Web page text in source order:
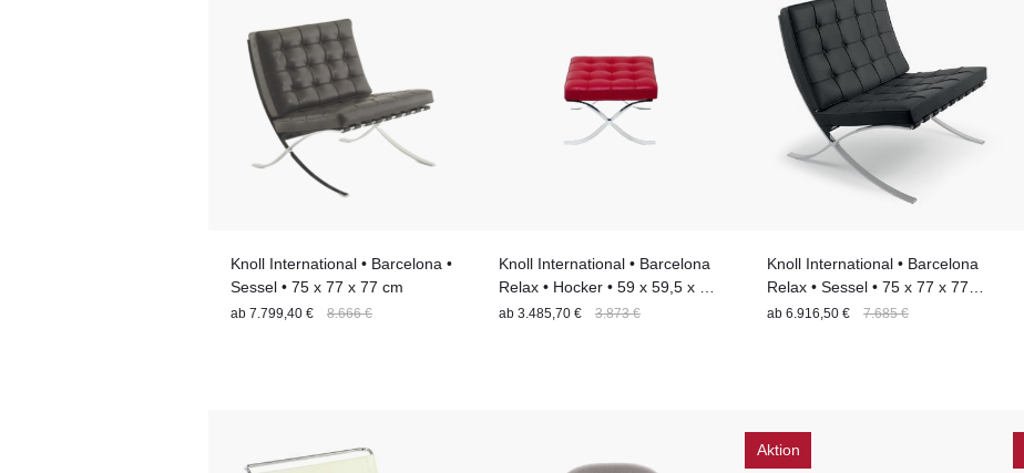
Knoll International • Barcelona •
Sessel • 75 x 77 x 77 cm
ab 7.799,40 € 8.666 €
Knoll International • Barcelona
Relax • Hocker • 59 x 59,5 x 39
cm
ab 3.485,70 € 3.873 €
Knoll International • Barcelona
Relax • Sessel • 75 x 77 x 77
cm
ab 6.916,50 € 7.685 €
Aktion